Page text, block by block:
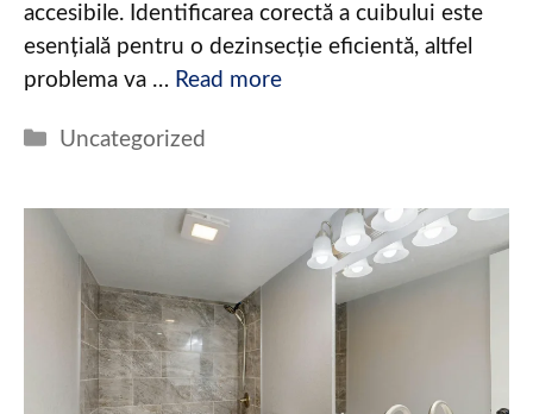
accesibile. Identificarea corectă a cuibului este
esențială pentru o dezinsecție eficientă, altfel
problema va … Read more
Categories
Uncategorized